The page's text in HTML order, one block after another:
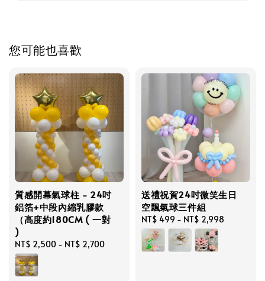
您可能也喜歡
質感開幕氣球柱 - 24吋
鋁箔+中段內縮乳膠款
（高度約180CM ( 一對
)
Regular
price
NT$ 2,500 - NT$ 2,700
送禮祝賀24吋微笑生日
空飄氣球三件組
Regular
price
NT$ 499 - NT$ 2,998